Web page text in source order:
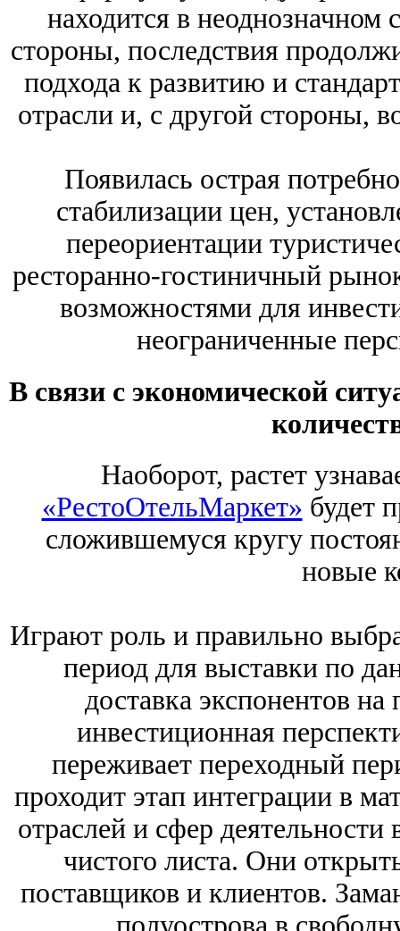
находится в неоднозначном
стороны, последствия
подхода к развитию и
отрасли и, с другой стороны,
Появилась острая
стабилизации цен,
переориентации
ресторанно-гостиничный
возможностями для
неограниченные
В связи с экономической
Наоборот, растет
«РестоОтельМаркет» будет
сложившемуся кругу
новые
Играют роль и правильно
период для выставки по
доставка экспонентов
инвестиционная
переживает переходный
проходит этап интеграции в
отраслей и сфер
чистого листа. Они
поставщиков и клиентов.